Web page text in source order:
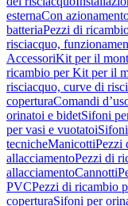
esternaCon
batteriaPezzi di
risciacquo,
AccessoriKit per il
ricambio per Kit per il
risciacquo, curve di
coperturaComandi
orinatoi e bidetSifoni
per vasi e vuotatoiSifoni
tecnicheManicottiPezzi
allacciamentoPezzi di
allacciamentoCannotti
PVCPezzi di ricambio
coperturaSifoni per